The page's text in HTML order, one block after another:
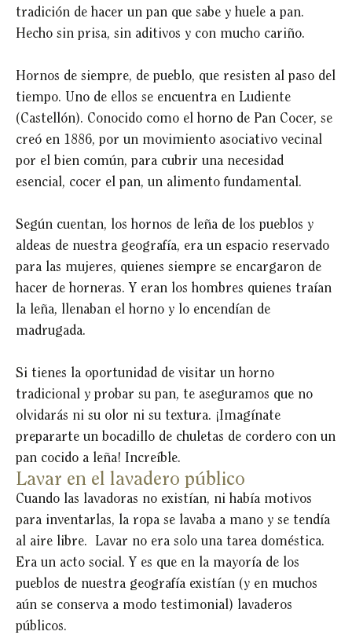
tradición de hacer un pan que sabe y huele a pan.
Hecho sin prisa, sin aditivos y con mucho cariño.
Hornos de siempre, de pueblo, que resisten al paso del
tiempo. Uno de ellos se encuentra en Ludiente
(Castellón). Conocido como el horno de Pan Cocer, se
creó en 1886, por un movimiento asociativo vecinal
por el bien común, para cubrir una necesidad
esencial, cocer el pan, un alimento fundamental.
Según cuentan, los hornos de leña de los pueblos y
aldeas de nuestra geografía, era un espacio reservado
para las mujeres, quienes siempre se encargaron de
hacer de horneras. Y eran los hombres quienes traían
la leña, llenaban el horno y lo encendían de
madrugada.
Si tienes la oportunidad de visitar un horno
tradicional y probar su pan, te aseguramos que no
olvidarás ni su olor ni su textura. ¡Imagínate
prepararte un bocadillo de chuletas de cordero con un
pan cocido a leña! Increíble.
Lavar en el lavadero público
Cuando las lavadoras no existían, ni había motivos
para inventarlas, la ropa se lavaba a mano y se tendía
al aire libre. Lavar no era solo una tarea doméstica.
Era un acto social. Y es que en la mayoría de los
pueblos de nuestra geografía existían (y en muchos
aún se conserva a modo testimonial) lavaderos
públicos.